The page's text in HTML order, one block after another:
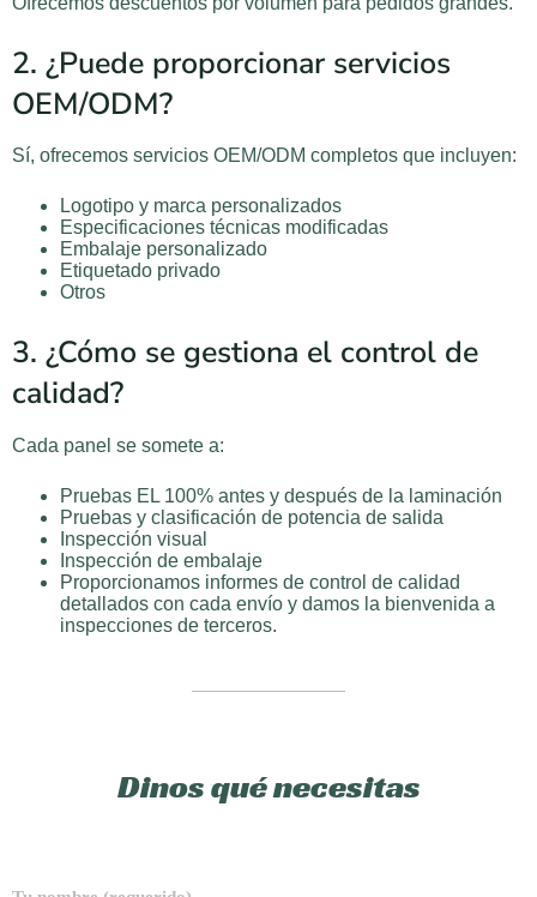
2. ¿Puede proporcionar servicios
OEM/ODM?
Sí, ofrecemos servicios OEM/ODM completos que incluyen:
Logotipo y marca personalizados
Especificaciones técnicas modificadas
Embalaje personalizado
Etiquetado privado
Otros
3. ¿Cómo se gestiona el control de
calidad?
Cada panel se somete a:
Pruebas EL 100% antes y después de la laminación
Pruebas y clasificación de potencia de salida
Inspección visual
Inspección de embalaje
Proporcionamos informes de control de calidad
detallados con cada envío y damos la bienvenida a
inspecciones de terceros.
Dinos qué necesitas